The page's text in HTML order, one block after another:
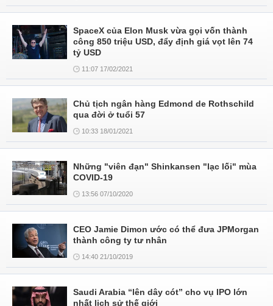
SpaceX của Elon Musk vừa gọi vốn thành
công 850 triệu USD, đẩy định giá vọt lên 74
tỷ USD
11:07 17/02/2021
Chủ tịch ngân hàng Edmond de Rothschild
qua đời ở tuổi 57
10:33 18/01/2021
Những "viên đạn" Shinkansen "lạc lối" mùa
COVID-19
13:56 07/10/2020
CEO Jamie Dimon ước có thể đưa JPMorgan
thành công ty tư nhân
14:40 21/10/2019
Saudi Arabia “lên dây cót” cho vụ IPO lớn
nhất lịch sử thế giới